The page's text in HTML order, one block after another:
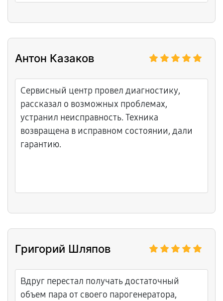
Антон Казаков
Сервисный центр провел диагностику,
рассказал о возможных проблемах,
устранил неисправность. Техника
возвращена в исправном состоянии, дали
гарантию.
Григорий Шляпов
Вдруг перестал получать достаточный
объем пара от своего парогенератора,